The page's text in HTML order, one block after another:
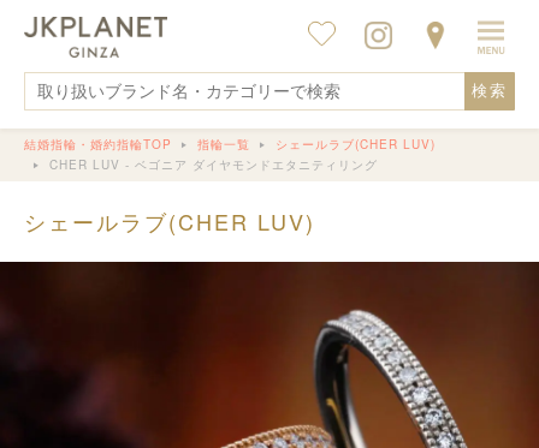
検索
結婚指輪・婚約指輪TOP 指輪一覧
シェールラブ(CHER LUV)
CHER LUV - ベゴニア ダイヤモンドエタニティリング
シェールラブ(CHER LUV)